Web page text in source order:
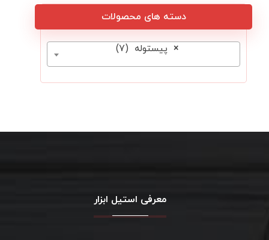
دسته های محصولات
× پیستوله (۷)
معرفی استیل ابزار